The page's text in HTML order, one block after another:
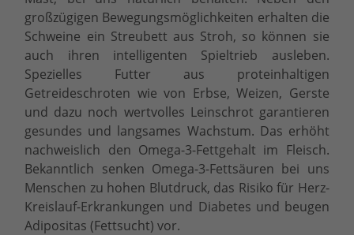
großzügigen Bewegungsmöglichkeiten erhalten die
Schweine ein Streubett aus Stroh, so können sie
auch ihren intelligenten Spieltrieb ausleben.
Spezielles Futter aus proteinhaltigen
Getreideschroten wie von Erbse, Weizen, Gerste
und dazu noch wertvolles Leinschrot garantieren
gesundes und langsames Wachstum. Das erhöht
nachweislich den Omega-3-Fettgehalt im Fleisch.
Bekanntlich senken Omega-3-Fettsäuren bei uns
Menschen zu hohen Blutdruck, das Risiko für Herz-
Kreislauf-Erkrankungen und Diabetes und beugen
Adipositas (Fettsucht) vor.